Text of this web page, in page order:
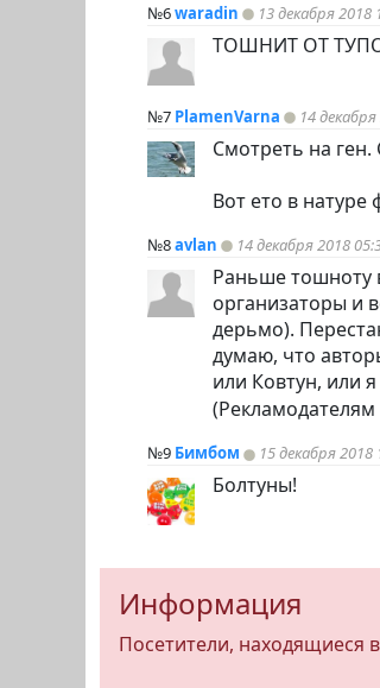
№6waradin 13 декабря 2018
ТОШНИТ ОТ
№7 PlamenVarna 14
Смотреть на
Вот ето в натуре
№8avlan 14 декабря 2018
Раньше тошноту
организаторы и
дерьмо).
думаю, что
или Ковтун, или я
(Рекламодателям
№9 Бимбом 15 декабря 2018
Болтуны!
Информация
Посетители, находящиеся